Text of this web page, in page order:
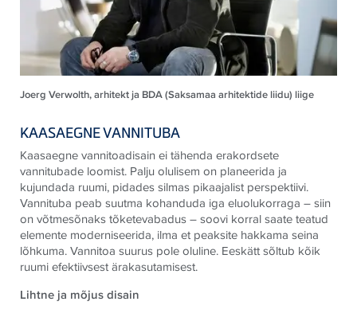
Joerg Verwolth, arhitekt ja BDA (Saksamaa arhitektide liidu) liige
KAASAEGNE VANNITUBA
Kaasaegne vannitoadisain ei tähenda erakordsete
vannitubade loomist. Palju olulisem on planeerida ja
kujundada ruumi, pidades silmas pikaajalist perspektiivi.
Vannituba peab suutma kohanduda iga eluolukorraga – siin
on võtmesõnaks tõketevabadus – soovi korral saate teatud
elemente moderniseerida, ilma et peaksite hakkama seina
lõhkuma. Vannitoa suurus pole oluline. Eeskätt sõltub kõik
ruumi efektiivsest ärakasutamisest.
Lihtne ja mõjus disain